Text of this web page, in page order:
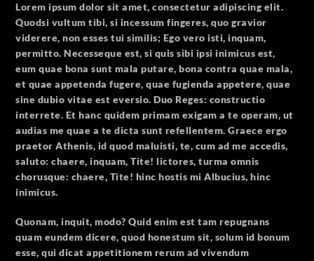
Lorem ipsum dolor sit amet, consectetur adipiscing elit.
Quodsi vultum tibi, si incessum fingeres, quo gravior
viderere, non esses tui similis; Ego vero isti, inquam,
permitto. Necesseque est, si quis sibi ipsi inimicus est,
eum quae bona sunt mala putare, bona contra quae mala,
et quae appetenda fugere, quae fugienda appetere, quae
sine dubio vitae est eversio. Duo Reges: constructio
interrete. Et hanc quidem primam exigam a te operam, ut
audias me quae a te dicta sunt refellentem. Graece ergo
praetor Athenis, id quod maluisti, te, cum ad me accedis,
saluto: chaere, inquam, Tite! lictores, turma omnis
chorusque: chaere, Tite! hinc hostis mi Albucius, hinc
inimicus.
Quonam, inquit, modo? Quid enim est tam repugnans
quam eundem dicere, quod honestum sit, solum id bonum
esse, qui dicat appetitionem rerum ad vivendum